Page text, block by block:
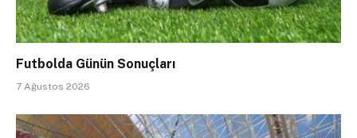
Futbolda Günün Sonuçları
7 Ağustos 2026